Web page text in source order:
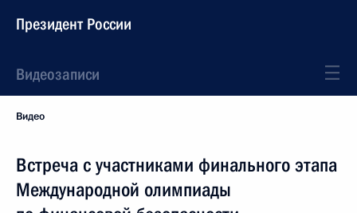
Президент России
Видеозаписи
Видео
Встреча с участниками финального этапа
Международной олимпиады